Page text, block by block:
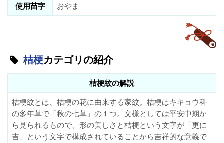
使用苗字
おやま
桔梗カテゴリの紹介
桔梗紋の解説
桔梗紋とは、桔梗の花に由来する家紋。桔梗はキキョウ科
の多年草で「秋の七草」の１つ。文様としては平安中期か
ら見られるもので、形の美しさと桔梗という文字が「更に
吉」という文字で構成されていることから吉祥的な意義で